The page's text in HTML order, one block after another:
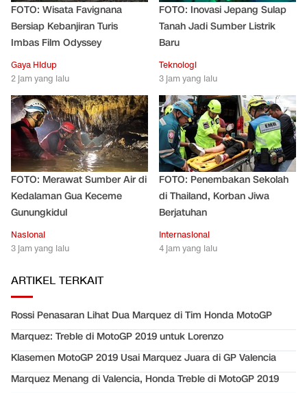
FOTO: Wisata Favignana
Bersiap Kebanjiran Turis
Imbas Film Odyssey
Gaya Hidup
2 jam yang lalu
FOTO: Inovasi Jepang Sulap
Tanah Jadi Sumber Listrik
Baru
Teknologi
3 jam yang lalu
FOTO: Merawat Sumber Air di
Kedalaman Gua Keceme
Gunungkidul
Nasional
3 jam yang lalu
FOTO: Penembakan Sekolah
di Thailand, Korban Jiwa
Berjatuhan
Internasional
4 jam yang lalu
ARTIKEL TERKAIT
Rossi Penasaran Lihat Dua Marquez di Tim Honda MotoGP
Marquez: Treble di MotoGP 2019 untuk Lorenzo
Klasemen MotoGP 2019 Usai Marquez Juara di GP Valencia
Marquez Menang di Valencia, Honda Treble di MotoGP 2019